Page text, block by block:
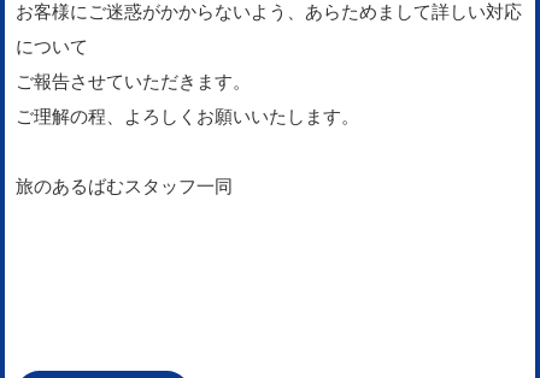
お客様にご迷惑がかからないよう、あらためまして詳しい対応
について
ご報告させていただきます。
ご理解の程、よろしくお願いいたします。
旅のあるばむスタッフ一同